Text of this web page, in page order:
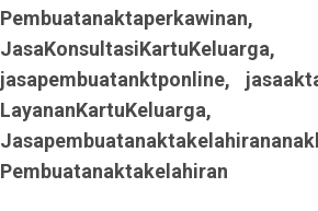
Pembuatanaktaperkawinan,
jasapembuatanktponline,
Pembuatanaktakelahiran